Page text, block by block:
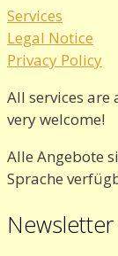
Services
Legal Notice
Privacy Policy
All services are
very welcome!
Alle Angebote
Sprache
Newsletter